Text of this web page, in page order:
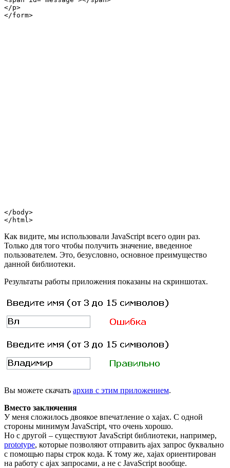
</p>
</form>
</body>
</html>
Как видите, мы использовали JavaScript всего один раз.
Только для того чтобы получить значение, введенное
пользователем. Это, безусловно, основное преимущество
данной библиотеки.
Результаты работы приложения показаны на скриншотах.
Вы можете скачать архив с этим приложением.
Вместо заключения
У меня сложилось двоякое впечатление о xajax. С одной
стороны минимум JavaScript, что очень хорошо.
Но с другой – существуют JavaScript библиотеки, например,
prototype, которые позволяют отправить ajax запрос буквально
с помощью пары строк кода. К тому же, xajax ориентирован
на работу с ajax запросами, а не с JavaScript вообще.